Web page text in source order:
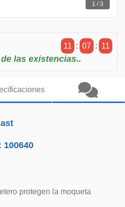
1 / 3
11 : 07 : 10
las existencias..
100640
protegen la moqueta